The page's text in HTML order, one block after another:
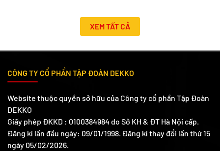
XEM TẤT CẢ
CÔNG TY CỔ PHẨN TẬP ĐOÀN DEKKO
Website thuộc quyền sở hữu của Công ty cổ phần Tập Đoàn
DEKKO
Giấy phép ĐKKD : 0100384984 do Sở KH & ĐT Hà Nội cấp.
Đăng kí lần đầu ngày: 09/01/1998. Đăng kí thay đổi lần thứ 15
ngày 05/02/2026.